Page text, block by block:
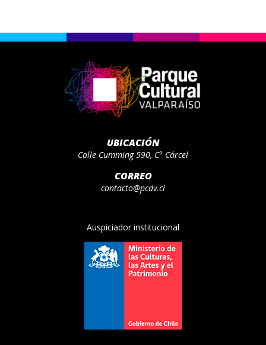
UBICACIÓN
Calle Cumming 590, C° Cárcel
CORREO
contacto@pcdv.cl
Auspiciador institucional